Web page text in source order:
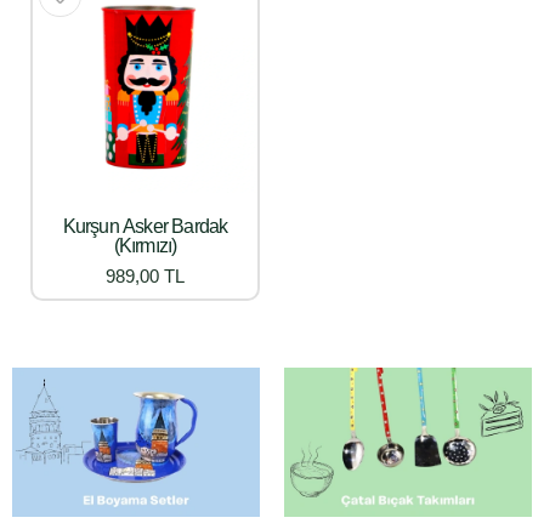
Kurşun Asker Bardak
(Kırmızı)
989,00 TL